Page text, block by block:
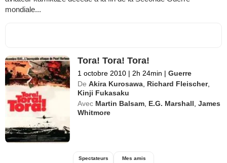
mondiale...
Tora! Tora! Tora!
1 octobre 2010 | 2h 24min | Guerre
De Akira Kurosawa Richard Fleischer,
Kinji Fukasaku
Avec Martin Balsam E.G. Marshall ,James
Whitmore
Spectateurs Mes amis